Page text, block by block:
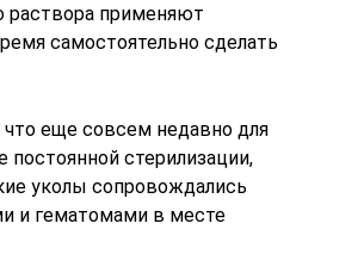
раствора применяют
самостоятельно сделать
еще совсем недавно для
стерилизации,
уколы сопровождались
и гематомами в месте